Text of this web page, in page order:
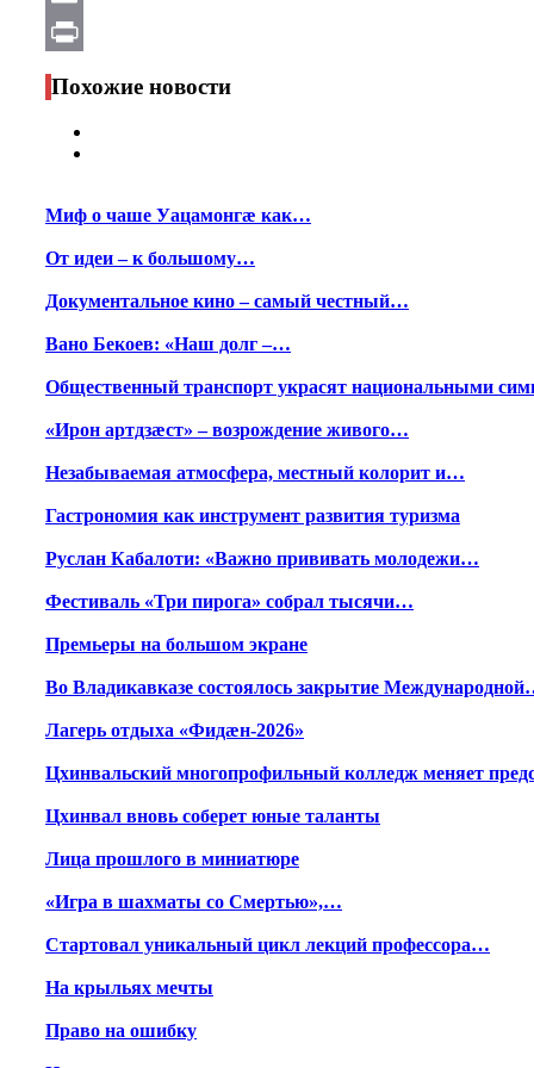
Email
Print
Похожие новости
Миф о чаше Уацамонгæ как…
От идеи – к большому…
Документальное кино – самый честный…
Вано Бекоев: «Наш долг –…
Общественный транспорт украсят национальными
«Ирон артдзæст» – возрождение живого…
Незабываемая атмосфера, местный колорит и…
Гастрономия как инструмент развития туризма
Руслан Кабалоти: «Важно прививать молодежи…
Фестиваль «Три пирога» собрал тысячи…
Премьеры на большом экране
Во Владикавказе состоялось закрытие
Лагерь отдыха «Фидæн-2026»
Цхинвальский многопрофильный колледж меняет
Цхинвал вновь соберет юные таланты
Лица прошлого в миниатюре
«Игра в шахматы со Смертью»,…
Стартовал уникальный цикл лекций профессора…
На крыльях мечты
Право на ошибку